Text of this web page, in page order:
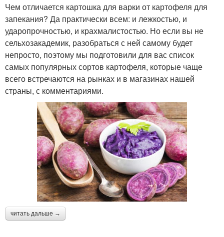
Чем отличается картошка для варки от картофеля для
запекания? Да практически всем: и лежкостью, и
ударопрочностью, и крахмалистостью. Но если вы не
сельхозакадемик, разобраться с ней самому будет
непросто, поэтому мы подготовили для вас список
самых популярных сортов картофеля, которые чаще
всего встречаются на рынках и в магазинах нашей
страны, с комментариями.
читать дальше →